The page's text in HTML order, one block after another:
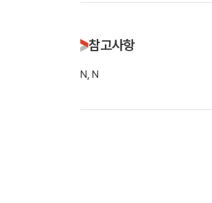
참고사항
N, N